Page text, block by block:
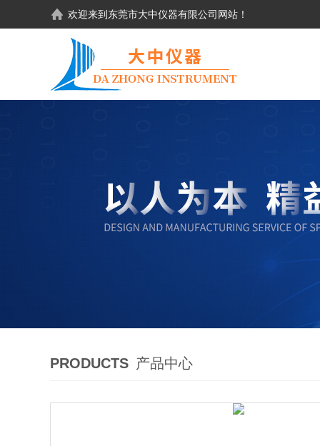
欢迎来到东莞市大中仪器有限公司网站！
PRODUCTS 产品中心